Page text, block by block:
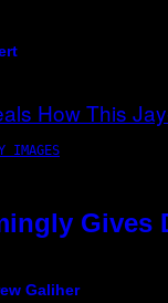
IMAGES
Gives
Galiher